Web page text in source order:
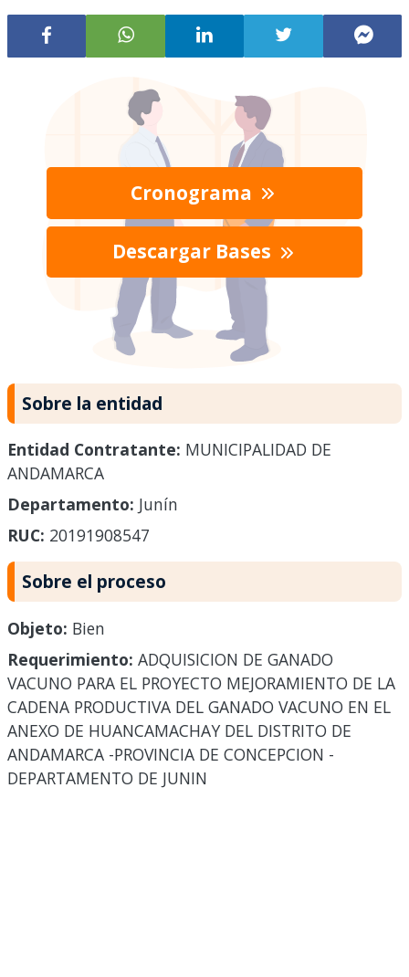
Cronograma
Descargar Bases
Sobre la entidad
Entidad Contratante: MUNICIPALIDAD DE
ANDAMARCA
Departamento: Junín
RUC: 20191908547
Sobre el proceso
Objeto: Bien
Requerimiento: ADQUISICION DE GANADO
VACUNO PARA EL PROYECTO MEJORAMIENTO DE LA
CADENA PRODUCTIVA DEL GANADO VACUNO EN EL
ANEXO DE HUANCAMACHAY DEL DISTRITO DE
ANDAMARCA -PROVINCIA DE CONCEPCION -
DEPARTAMENTO DE JUNIN